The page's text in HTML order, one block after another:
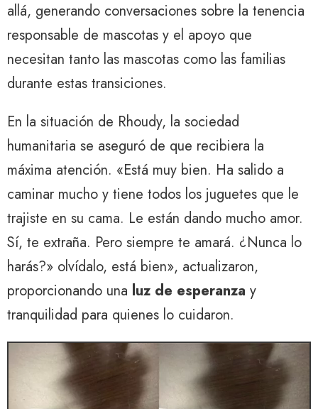
allá, generando conversaciones sobre la tenencia
responsable de mascotas y el apoyo que
necesitan tanto las mascotas como las familias
durante estas transiciones.
En la situación de Rhoudy, la sociedad
humanitaria se aseguró de que recibiera la
máxima atención. «Está muy bien. Ha salido a
caminar mucho y tiene todos los juguetes que le
trajiste en su cama. Le están dando mucho amor.
Sí, te extraña. Pero siempre te amará. ¿Nunca lo
harás?» olvídalo, está bien», actualizaron,
proporcionando una luz de esperanza y
tranquilidad para quienes lo cuidaron.